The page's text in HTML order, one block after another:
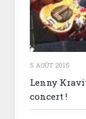
5 AOÛT 2015
Lenny
concert !